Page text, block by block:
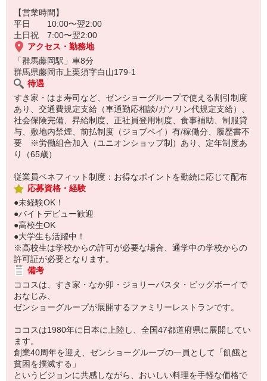
【営業時間】
平日 10:00〜翌2:00
土日祝 7:00〜翌2:00
アクセス・勤務地
「群馬藤岡駅」車8分
群馬県藤岡市上栗須字白山179-1
待遇
すき家・はま寿司など、ゼンショーグループで使える割引制度
あり、交通費規定支給（車通勤応相談/ガソリン代規定支給）、
社会保険完備、昇給制度、正社員登用制度、食事補助、制服貸
与、敷地内禁煙、前払制度（ジョブペイ）有/稼働分、履歴書不
要 ※労働組合加入（ユニオンショップ制）あり、定年制度あ
り（65歳）
従業員ベネフィット制度：お得なポイントを勤続に応じて配布
応募資格・経験
●未経験OK！
●バイトデビュー歓迎
●高校生OK
●大学生も活躍中！
※高校生は学校からの許可が必要な場合、通学中の学校からの
許可証が必要となります。
備考
ココスは、すき家・なか卯・ジョリーパスタ・ビッグボーイで
おなじみ、
ゼンショーグループが展開するファミリーレストランです。
ココスは1980年に日本に上陸し、全国47都道府県に展開してい
ます。
創業40周年を迎え、ゼンショーグループの一員として「飢餓と
貧困を撲滅する」
というビジョンに共感しながら、おいしい料理を手軽な価格で